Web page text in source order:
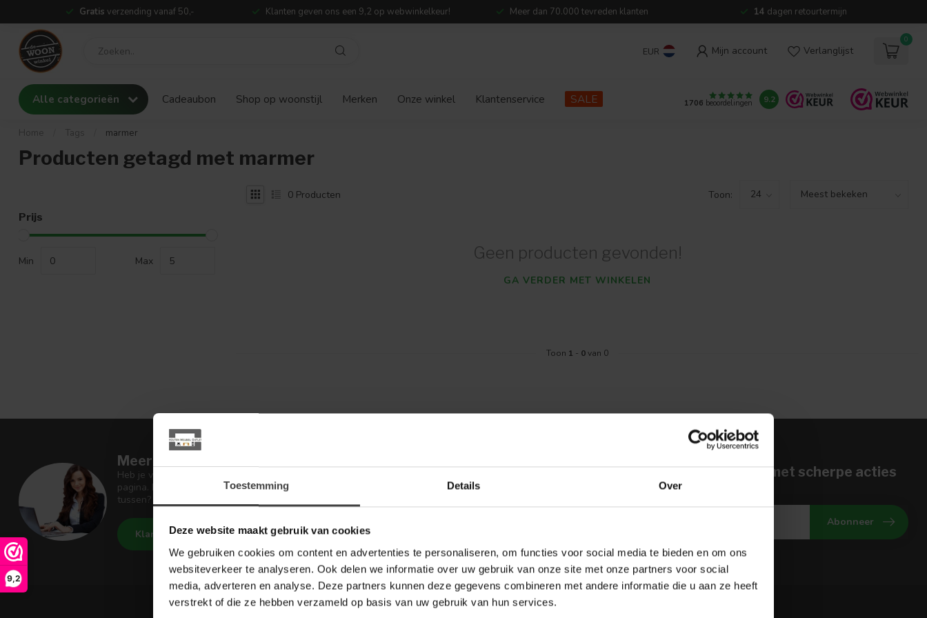
Toestemming Details Over
Deze website maakt gebruik van cookies
We gebruiken cookies om content en advertenties te personaliseren, om functies voor social media te bieden en om ons
websiteverkeer te analyseren. Ook delen we informatie over uw gebruik van onze site met onze partners voor social
media, adverteren en analyse. Deze partners kunnen deze gegevens combineren met andere informatie die u aan ze heeft
verstrekt of die ze hebben verzameld op basis van uw gebruik van hun services.
9,2
Gratis verzending vanaf 50,- Klanten geven ons een 9,2 op webwinkelkeur! Meer dan 70.000 tevreden klanten 14 dagen retourtermijn
EUR Mijn account Verlanglijst
0
Alle categorieën Cadeaubon Shop op woonstijl Merken Onze winkel Klantenservice SALE 1706 beoordelingen 9.2
Home Tags marmer
Producten getagd met marmer
Prijs
Min Max
0 Producten Toon:
Geen producten gevonden!
GA VERDER MET WINKELEN
Toon 1 - 0van 0
Meer informatie
Heb je vragen over onze artikelen of jouw aankoop? Bekijk dan de klantenservice
pagina. Daar staan antwoorden op veel gestelde vragen. Staat jouw vraag er niet
tussen? Dan staat er ook vermeld hoe je contact met ons kunt opnemen.
Klantenservice Houten Meubel Outlet
Meld je aan voor onze nieuwbrief met scherpe acties
Blijf op de hoogte van onze actuele aanbiedingen
Abonneer